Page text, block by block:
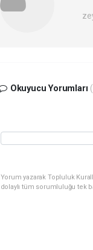
Okuyucu Yorumları
Yorum yazarak Topluluk
dolaylı tüm sorumluluğu tek